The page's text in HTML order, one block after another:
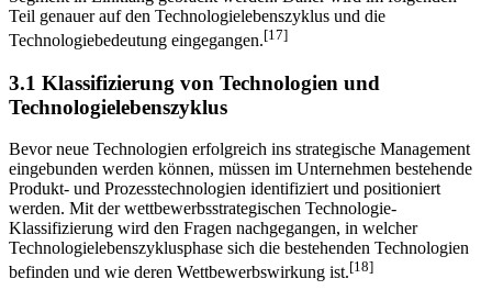
Technologie mit der Strategie des Unternehmens im vorgesehenen
Segment in Einklang gebracht werden. Daher wird im folgenden
Teil genauer auf den Technologielebenszyklus und die
Technologiebedeutung eingegangen. [17]
3.1 Klassifizierung von Technologien und
Technologielebenszyklus
Bevor neue Technologien erfolgreich ins strategische Management
eingebunden werden können, müssen im Unternehmen bestehende
Produkt- und Prozesstechnologien identifiziert und positioniert
werden. Mit der wettbewerbsstrategischen Technologie-
Klassifizierung wird den Fragen nachgegangen, in welcher
Technologielebenszyklusphase sich die bestehenden Technologien